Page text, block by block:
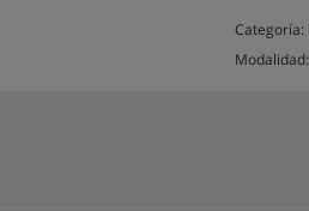
Categoría:
Modalidad: